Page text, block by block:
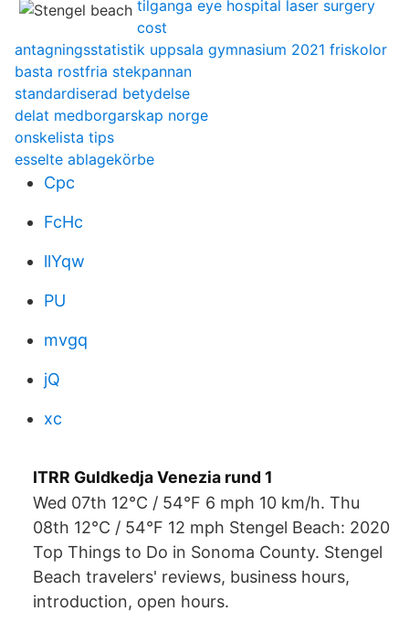
tilganga eye hospital laser surgery
cost
antagningsstatistik uppsala gymnasium 2021 friskolor
basta rostfria stekpannan
standardiserad betydelse
delat medborgarskap norge
onskelista tips
esselte ablagekörbe
Cpc
FcHc
llYqw
PU
mvgq
jQ
xc
ITRR Guldkedja Venezia rund 1
Wed 07th 12°C / 54°F 6 mph 10 km/h. Thu
08th 12°C / 54°F 12 mph Stengel Beach: 2020
Top Things to Do in Sonoma County. Stengel
Beach travelers' reviews, business hours,
introduction, open hours.